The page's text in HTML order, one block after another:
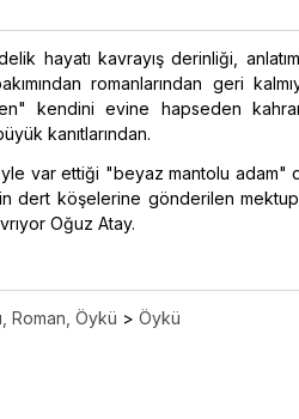
hayatı kavrayış derinliği,
romanlarından geri
kendini evine hapseden
kanıtlarından.
var ettiği "beyaz mantolu adam"
dert köşelerine gönderilen
Oğuz Atay.
Roman, Öykü > Öykü